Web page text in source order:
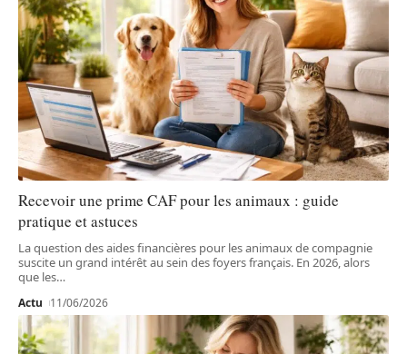
Recevoir une prime CAF pour les animaux : guide
pratique et astuces
La question des aides financières pour les animaux de compagnie
suscite un grand intérêt au sein des foyers français. En 2026, alors
que les…
Actu 11/06/2026